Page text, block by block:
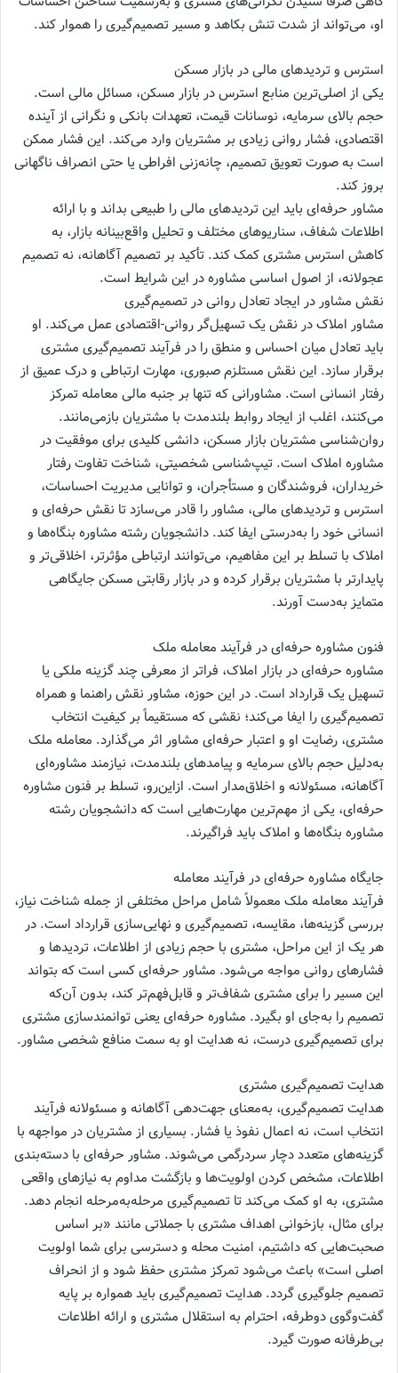
او، می‌تواند از شدت تنش بکاهد و مسیر تصمیم‌گیری را هموار کند.
استرس و تردیدهای مالی در بازار مسکن
یکی از اصلی‌ترین منابع استرس در بازار مسکن، مسائل مالی است.
حجم بالای سرمایه، نوسانات قیمت، تعهدات بانکی و نگرانی از آینده
اقتصادی، فشار روانی زیادی بر مشتریان وارد می‌کند. این فشار ممکن
است به صورت تعویق تصمیم، چانه‌زنی افراطی یا حتی انصراف ناگهانی
بروز کند.
مشاور حرفه‌ای باید این تردیدهای مالی را طبیعی بداند و با ارائه
اطلاعات شفاف، سناریوهای مختلف و تحلیل واقع‌بینانه بازار، به
کاهش استرس مشتری کمک کند. تأکید بر تصمیم آگاهانه، نه تصمیم
عجولانه، از اصول اساسی مشاوره در این شرایط است.
نقش مشاور در ایجاد تعادل روانی در تصمیم‌گیری
مشاور املاک در نقش یک تسهیل‌گر روانی-اقتصادی عمل می‌کند. او
باید تعادل میان احساس و منطق را در فرآیند تصمیم‌گیری مشتری
برقرار سازد. این نقش مستلزم صبوری، مهارت ارتباطی و درک عمیق از
رفتار انسانی است. مشاورانی که تنها بر جنبه مالی معامله تمرکز
می‌کنند، اغلب از ایجاد روابط بلندمدت با مشتریان بازمی‌مانند.
روان‌شناسی مشتریان بازار مسکن، دانشی کلیدی برای موفقیت در
مشاوره املاک است. تیپ‌شناسی شخصیتی، شناخت تفاوت رفتار
خریداران، فروشندگان و مستأجران، و توانایی مدیریت احساسات،
استرس و تردیدهای مالی، مشاور را قادر می‌سازد تا نقش حرفه‌ای و
انسانی خود را به‌درستی ایفا کند. دانشجویان رشته مشاوره بنگاه‌ها و
املاک با تسلط بر این مفاهیم، می‌توانند ارتباطی مؤثرتر، اخلاقی‌تر و
پایدارتر با مشتریان برقرار کرده و در بازار رقابتی مسکن جایگاهی
متمایز به‌دست آورند.
فنون مشاوره حرفه‌ای در فرآیند معامله ملک
مشاوره حرفه‌ای در بازار املاک، فراتر از معرفی چند گزینه ملکی یا
تسهیل یک قرارداد است. در این حوزه، مشاور نقش راهنما و همراه
تصمیم‌گیری را ایفا می‌کند؛ نقشی که مستقیماً بر کیفیت انتخاب
مشتری، رضایت او و اعتبار حرفه‌ای مشاور اثر می‌گذارد. معامله ملک
به‌دلیل حجم بالای سرمایه و پیامدهای بلندمدت، نیازمند مشاوره‌ای
آگاهانه، مسئولانه و اخلاق‌مدار است. ازاین‌رو، تسلط بر فنون مشاوره
حرفه‌ای، یکی از مهم‌ترین مهارت‌هایی است که دانشجویان رشته
مشاوره بنگاه‌ها و املاک باید فراگیرند.
جایگاه مشاوره حرفه‌ای در فرآیند معامله
فرآیند معامله ملک معمولاً شامل مراحل مختلفی از جمله شناخت نیاز،
بررسی گزینه‌ها، مقایسه، تصمیم‌گیری و نهایی‌سازی قرارداد است. در
هر یک از این مراحل، مشتری با حجم زیادی از اطلاعات، تردیدها و
فشارهای روانی مواجه می‌شود. مشاور حرفه‌ای کسی است که بتواند
این مسیر را برای مشتری شفاف‌تر و قابل‌فهم‌تر کند، بدون آن‌که
تصمیم را به‌جای او بگیرد. مشاوره حرفه‌ای یعنی توانمندسازی مشتری
برای تصمیم‌گیری درست، نه هدایت او به سمت منافع شخصی مشاور.
هدایت تصمیم‌گیری مشتری
هدایت تصمیم‌گیری، به‌معنای جهت‌دهی آگاهانه و مسئولانه فرآیند
انتخاب است، نه اعمال نفوذ یا فشار. بسیاری از مشتریان در مواجهه با
گزینه‌های متعدد دچار سردرگمی می‌شوند. مشاور حرفه‌ای با دسته‌بندی
اطلاعات، مشخص کردن اولویت‌ها و بازگشت مداوم به نیازهای واقعی
مشتری، به او کمک می‌کند تا تصمیم‌گیری مرحله‌به‌مرحله انجام دهد.
برای مثال، بازخوانی اهداف مشتری با جملاتی مانند «بر اساس
صحبت‌هایی که داشتیم، امنیت محله و دسترسی برای شما اولویت
اصلی است» باعث می‌شود تمرکز مشتری حفظ شود و از انحراف
تصمیم جلوگیری گردد. هدایت تصمیم‌گیری باید همواره بر پایه
گفت‌وگوی دوطرفه، احترام به استقلال مشتری و ارائه اطلاعات
بی‌طرفانه صورت گیرد.